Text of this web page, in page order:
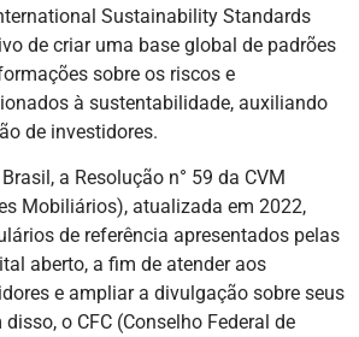
Sustainability Standards
de criar uma base global de padrões
sobre os riscos e
à sustentabilidade, auxiliando
de investidores.
a Resolução n° 59 da CVM
Mobiliários), atualizada em 2022,
de referência apresentados pelas
aberto, a fim de atender aos
e ampliar a divulgação sobre seus
o CFC (Conselho Federal de